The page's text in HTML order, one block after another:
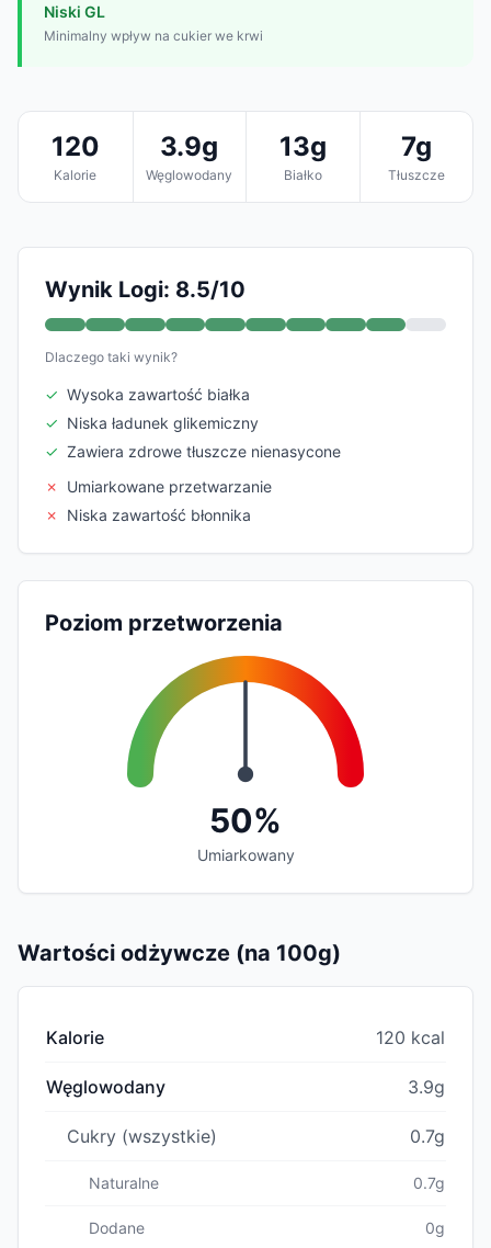
Niski GL
Minimalny wpływ na cukier we krwi
120
Kalorie
3.9g
Węglowodany
13g
Białko
7g
Tłuszcze
Wynik Logi: 8.5/10
Dlaczego taki wynik?
✓ Wysoka zawartość białka
✓ Niska ładunek glikemiczny
✓ Zawiera zdrowe tłuszcze nienasycone
✗
Umiarkowane przetwarzanie
✗
Niska zawartość błonnika
Poziom przetworzenia
50%
Umiarkowany
Wartości odżywcze (na 100g)
Kalorie 120 kcal
Węglowodany 3.9g
Cukry (wszystkie) 0.7g
Naturalne 0.7g
Dodane 0g